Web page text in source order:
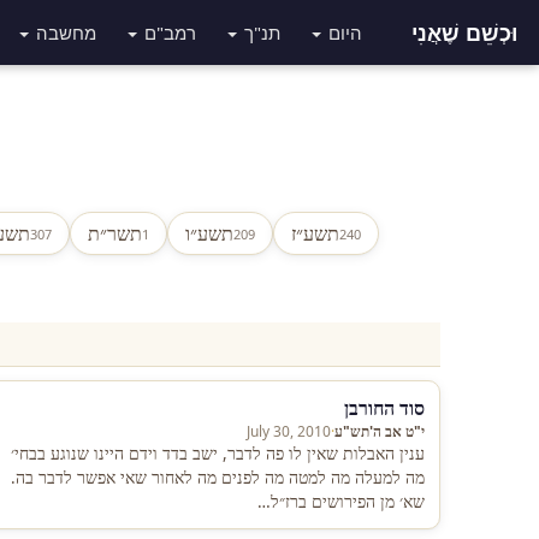
וּכְשֵׁם שֶׁאֲנִי היום תנ"ך רמב"ם מחשבה
307 תשר״ת1 תשע״ו209 תשע״ז240
סוד החורבן
י"ט אב ה'תש"ע·
July 30, 2010
ענין האבלות שאין לו פה לדבר, ישב בדד וידם היינו שנוגע בבחי׳
מה למעלה מה למטה מה לפנים מה לאחור שאי אפשר לדבר בה.
שא׳ מן הפירושים ברז״ל…